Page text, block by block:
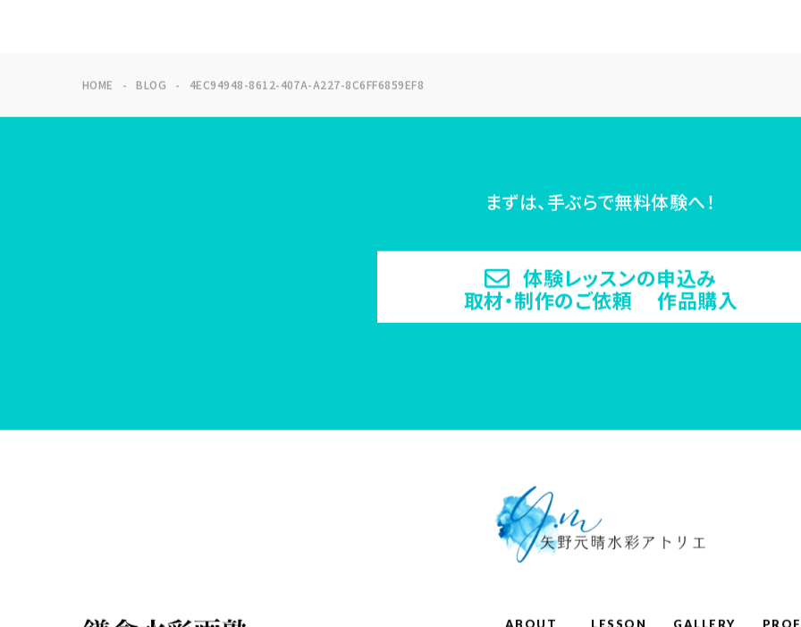
HOME BLOG 4EC94948-8612-407A-A227-8C6FF6859EF8
まずは、手ぶらで無料体験へ！
体験レッスンの申込み
取材・制作のご依頼 作品購入